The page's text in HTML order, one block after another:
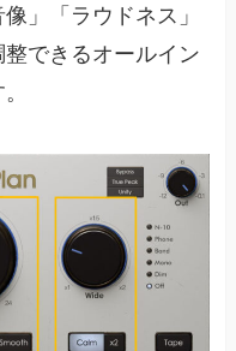
」「ラウドネス」
できるオールイン